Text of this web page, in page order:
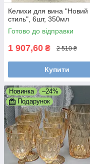
Келихи для вина "Новий
стиль", 6шт, 350мл
Готово до відправки
1 907,60 ₴ 2 510 ₴
Купити
Новинка
–24%
Подарунок